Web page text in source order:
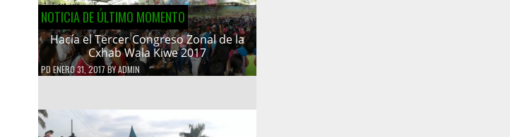
NOTICIA DE ÚLTIMO MOMENTO
Hacía el Tercer Congreso Zonal de la
Cxhab Wala Kiwe 2017
PDENERO 31, 2017BYADMIN